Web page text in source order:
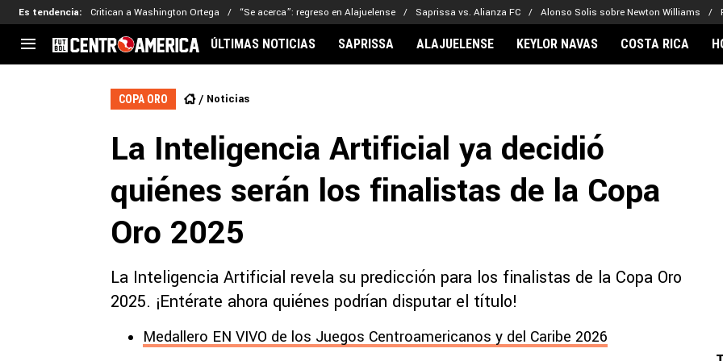
Es tendencia: Critican a Washington Ortega “Se acerca”: regreso en Alajuelense Saprissa vs. Alianza FC Alonso Solis sobre Newton Williams
CENTROAMÉRICA
El Salvador
CONCACAF
Liga de Naciones
Eliminatorias
Copa de Campeones
MLS
Kervin Arriaga
Adalberto Carrasquilla
Nathaniel Méndez-Laing
Alajuelense
Comunicaciones
Real Estelí
Real Madrid
ÚLTIMAS NOTICIAS SAPRISSA ALAJUELENSE KEYLOR NAVAS COSTA RICA
COPA ORO Noticias
La Inteligencia Artificial ya decidió
quiénes serán los finalistas de la Copa
Oro 2025
La Inteligencia Artificial revela su predicción para los finalistas de la Copa Oro
2025. ¡Entérate ahora quiénes podrían disputar el título!
Medallero EN VIVO de los Juegos Centroamericanos y del Caribe 2026